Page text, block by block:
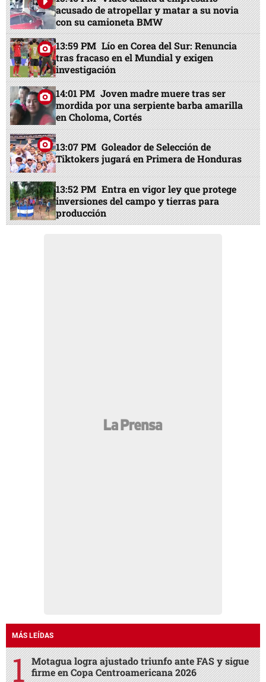
acusado de atropellar y matar a su novia
con su camioneta BMW
13:59 PM Lío en Corea del Sur: Renuncia
tras fracaso en el Mundial y exigen
investigación
14:01 PM Joven madre muere tras ser
mordida por una serpiente barba amarilla
en Choloma, Cortés
13:07 PM Goleador de Selección de
Tiktokers jugará en Primera de Honduras
13:52 PM Entra en vigor ley que protege
inversiones del campo y tierras para
producción
MÁS LEÍDAS
Motagua logra ajustado triunfo ante FAS y sigue
firme en Copa Centroamericana 2026